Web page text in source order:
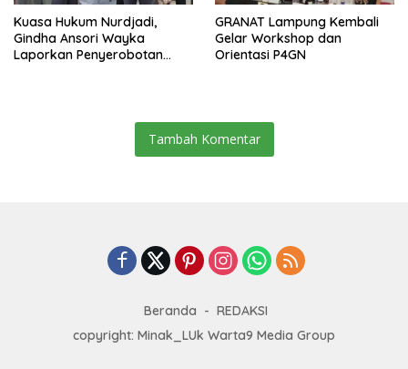
Kuasa Hukum Nurdjadi,
Gindha Ansori Wayka
Laporkan Penyerobotan
GRANAT Lampung Kembali
Gelar Workshop dan
Orientasi P4GN
Tambah Komentar
Beranda
REDAKSI
copyright: Minak_LUk Warta9 Media Group